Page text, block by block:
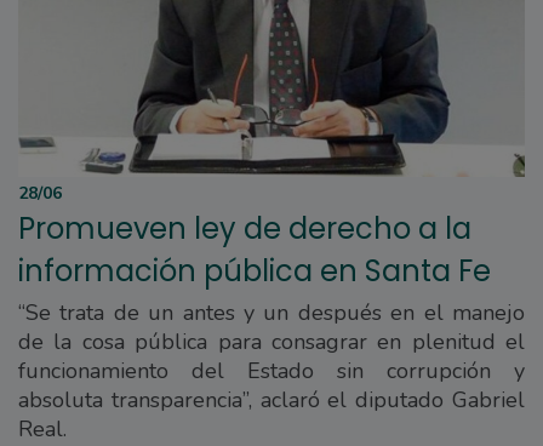
28/06
Promueven ley de derecho a la
información pública en Santa Fe
“Se trata de un antes y un después en el manejo
de la cosa pública para consagrar en plenitud el
funcionamiento del Estado sin corrupción y
absoluta transparencia”, aclaró el diputado Gabriel
Real.